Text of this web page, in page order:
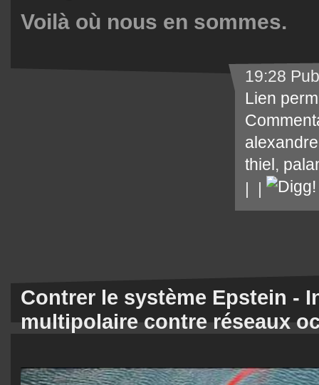
Voilà où nous en sommes.
19:28
Lien
thiel,
|
|
Contrer le système Epstein -
multipolaire contre réseaux